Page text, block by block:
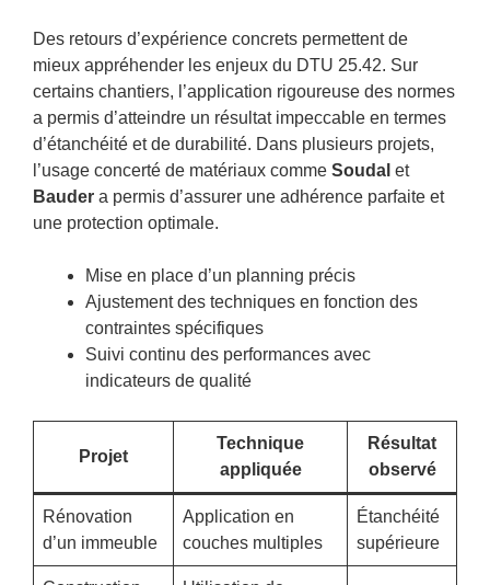
Des retours d’expérience concrets permettent de
mieux appréhender les enjeux du DTU 25.42. Sur
certains chantiers, l’application rigoureuse des normes
a permis d’atteindre un résultat impeccable en termes
d’étanchéité et de durabilité. Dans plusieurs projets,
l’usage concerté de matériaux comme Soudal et
Bauder a permis d’assurer une adhérence parfaite et
une protection optimale.
Mise en place d’un planning précis
Ajustement des techniques en fonction des
contraintes spécifiques
Suivi continu des performances avec
indicateurs de qualité
Projet
Technique
appliquée
Résultat
observé
Rénovation
d’un immeuble
Application en
couches multiples
Étanchéité
supérieure